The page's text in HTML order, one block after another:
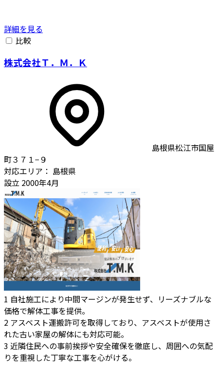
詳細を見る
比較
株式会社Ｔ．Ｍ．Ｋ
島根県松江市国屋
町３７１−９
対応エリア： 島根県
設立 2000年4月
1 自社施工により中間マージンが発生せず、リーズナブルな
価格で解体工事を提供。
2 アスベスト運搬許可を取得しており、アスベストが使用さ
れた古い家屋の解体にも対応可能。
3 近隣住民への事前挨拶や安全確保を徹底し、周囲への気配
りを重視した丁寧な工事を心がける。